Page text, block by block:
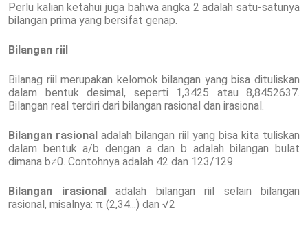
Perlu kalian ketahui juga bahwa angka 2 adalah satu-satunya
bilangan prima yang bersifat genap.
Bilangan riil
Bilanag riil merupakan kelomok bilangan yang bisa dituliskan
dalam bentuk desimal, seperti 1,3425 atau 8,8452637.
Bilangan real terdiri dari bilangan rasional dan irasional.
Bilangan rasionaladalah bilangan riil yang bisa kita tuliskan
dalam bentuk a/b dengan a dan b adalah bilangan bulat
dimana b≠0. Contohnya adalah 42 dan 123/129.
Bilangan irasional adalah bilangan riil selain bilangan
rasional, misalnya: π (2,34...) dan √2